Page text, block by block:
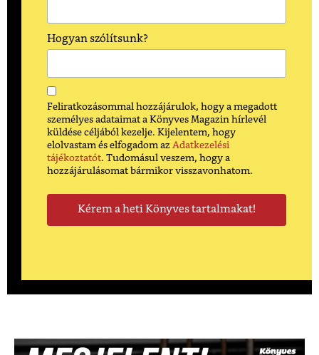
Hogyan szólítsunk?
Feliratkozásommal hozzájárulok, hogy a megadott
személyes adataimat a Könyves Magazin hírlevél
küldése céljából kezelje. Kijelentem, hogy
elolvastam és elfogadom az Adatkezelési
tájékoztatót. Tudomásul veszem, hogy a
hozzájárulásomat bármikor visszavonhatom.